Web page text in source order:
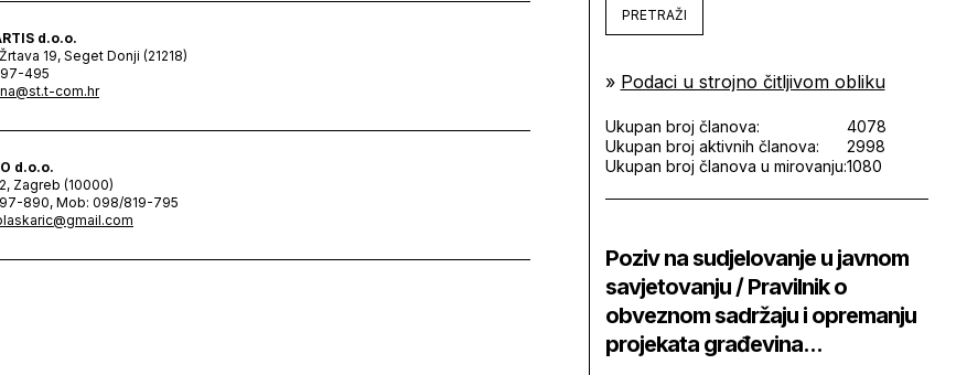
d.o.o.
19, Seget Donji (21218)
495
com.hr
d.o.o.
Zagreb (10000)
890, Mob: 098/819-795
PRETRAŽI
» Podaci u strojno čitljivom obliku
Ukupan broj članova:
4078
Ukupan broj aktivnih članova:
2998
Ukupan broj članova u mirovanju:1080
Poziv na sudjelovanje u javnom
savjetovanju / Pravilnik o
obveznom sadržaju i opremanju
projekata građevina...